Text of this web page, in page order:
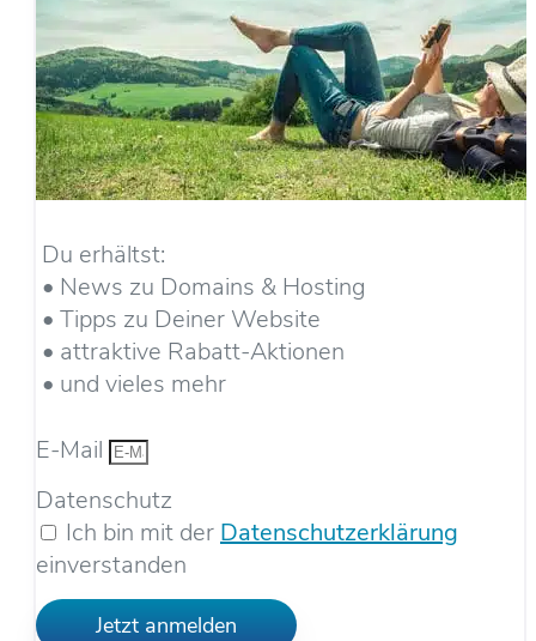
Du erhältst:
• News zu Domains & Hosting
• Tipps zu Deiner Website
• attraktive Rabatt-Aktionen
• und vieles mehr
E-Mail
Datenschutz
Ich bin mit der Datenschutzerklärung
einverstanden
Jetzt anmelden